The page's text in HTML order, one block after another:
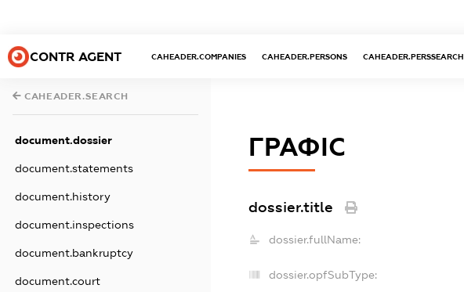
CONTR AGENT CAHEADER.COMPANIES CAHEADER.PERSONS CAHEADER.PERSSEARCH
CAHEADER.SEARCH
document.dossier
document.statements
document.history
document.inspections
document.bankruptcy
document.court
ГРАФІС
dossier.title
dossier.fullName:
dossier.opfSubType: